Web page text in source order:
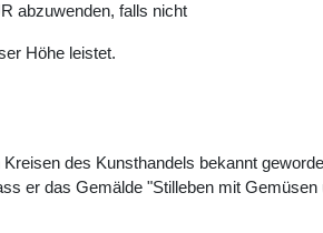
abzuwenden, falls nicht
Höhe leistet.
des Kunsthandels bekannt
er das Gemälde "Stilleben mit